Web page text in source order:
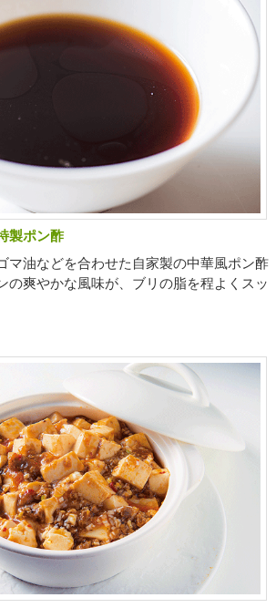
製ポン酢
マ油などを合わせた自家製の中華風ポン酢
の爽やかな風味が、ブリの脂を程よくスッ